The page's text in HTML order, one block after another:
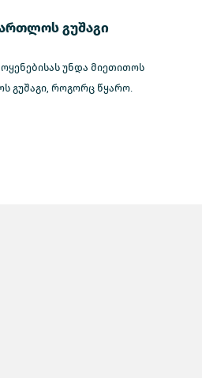
გუშაგი
უნდა მიეთითოს
გუშაგი, როგორც წყარო.